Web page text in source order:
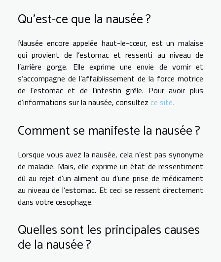
Qu’est-ce que la nausée ?
Nausée encore appelée haut-le-cœur, est un malaise
qui provient de l’estomac et ressenti au niveau de
l’arrière gorge. Elle exprime une envie de vomir et
s’accompagne de l’affaiblissement de la force motrice
de l’estomac et de l’intestin grêle. Pour avoir plus
d’informations sur la nausée, consultez ce site.
Comment se manifeste la nausée ?
Lorsque vous avez la nausée, cela n’est pas synonyme
de maladie. Mais, elle exprime un état de ressentiment
dû au rejet d’un aliment ou d’une prise de médicament
au niveau de l’estomac. Et ceci se ressent directement
dans votre œsophage.
Quelles sont les principales causes
de la nausée ?